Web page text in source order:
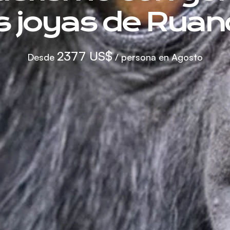
joyas de
Desde 2377 US$/ persona en Agosto